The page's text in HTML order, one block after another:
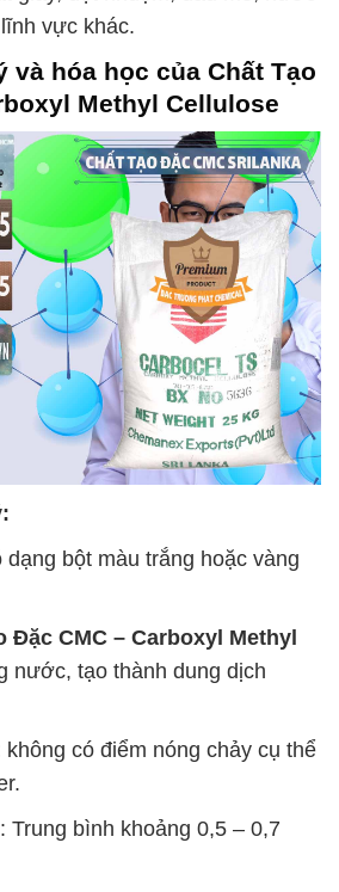
vực khác.
và hóa học của Chất Tạo
Methyl Cellulose
bột màu trắng hoặc vàng
Đặc CMC – Carboxyl Methyl
nước, tạo thành dung dịch
có điểm nóng chảy cụ thể
Trung bình khoảng 0,5 – 0,7